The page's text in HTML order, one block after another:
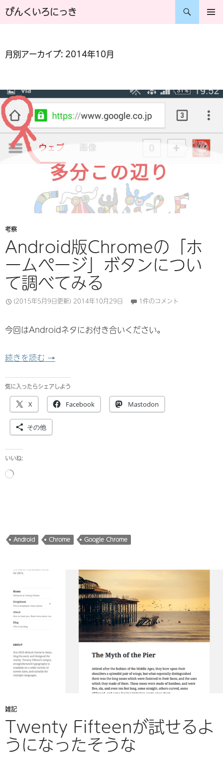
コ
ン
へ
ス
キ
ッ
ぴんくいろにっき
検
月別アーカイブ: 2014年10月
考察
Android版Chromeの「ホ
ームページ」ボタンについ
て調べてみる
(2015年5月9日更新) 2014年10月29日 1件のコメント
今回はAndroidネタにお付き合いください。
続きを読む Android版Chromeの「ホームページ」ボタン
→
気に入ったらシェアしよう
X Facebook Mastodon
その他
いいね:
読
Android Chrome Google Chrome
雑記
Twenty Fifteenが試せるよ
うになったそうな